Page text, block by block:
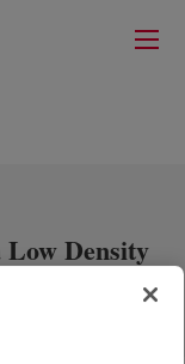
Density